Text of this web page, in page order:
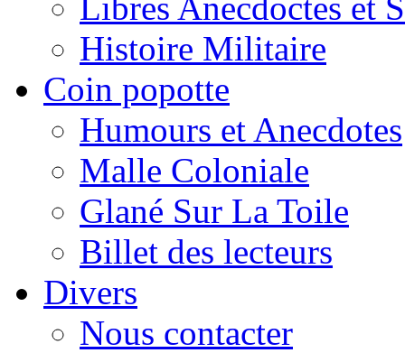
Histoire Militaire
Coin popotte
Humours et Anecdotes
Malle Coloniale
Glané Sur La Toile
Billet des lecteurs
Divers
Nous contacter